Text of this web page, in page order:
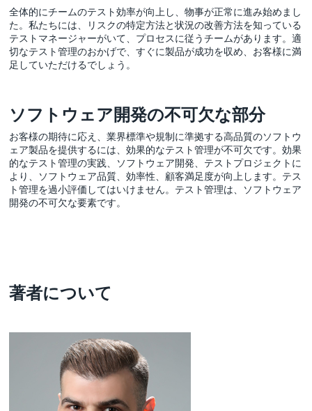
全体的にチームのテスト効率が向上し、物事が正常に進み始めまし
た。私たちには、リスクの特定方法と状況の改善方法を知っている
テストマネージャーがいて、プロセスに従うチームがあります。適
切なテスト管理のおかげで、すぐに製品が成功を収め、お客様に満
足していただけるでしょう。
ソフトウェア開発の不可欠な部分
お客様の期待に応え、業界標準や規制に準拠する高品質のソフトウ
ェア製品を提供するには、効果的なテスト管理が不可欠です。効果
的なテスト管理の実践、ソフトウェア開発、テストプロジェクトに
より、ソフトウェア品質、効率性、顧客満足度が向上します。テス
ト管理を過小評価してはいけません。テスト管理は、ソフトウェア
開発の不可欠な要素です。
著者について